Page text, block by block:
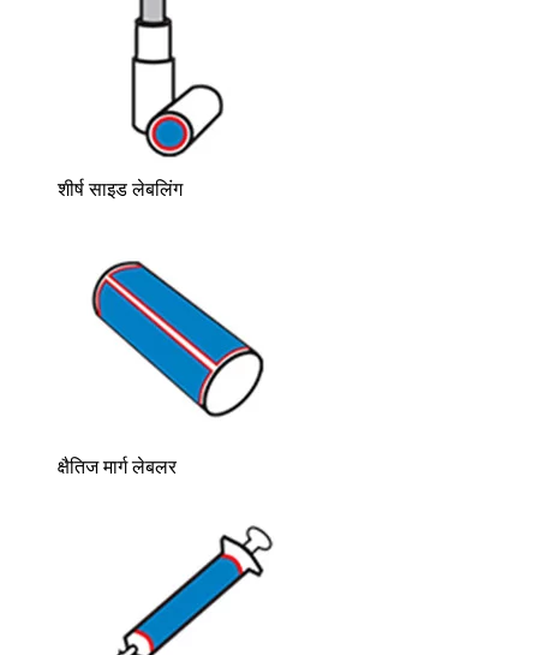
शीर्ष साइड लेबलिंग
क्षैतिज मार्ग लेबलर